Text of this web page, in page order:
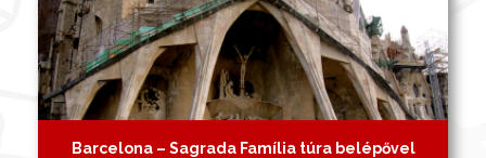
Barcelona – Sagrada Família túra belépővel